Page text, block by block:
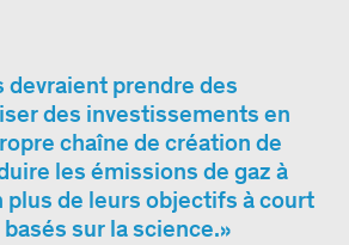
devraient prendre des
des investissements en
chaîne de création de
les émissions de gaz à
plus de leurs objectifs à court
sur la science.